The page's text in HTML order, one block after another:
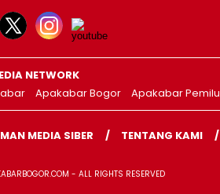
NETWORK
Apakabar Bogor Apakabar Pemilu
MEDIA SIBER TENTANG KAMI
- ALL RIGHTS RESERVED